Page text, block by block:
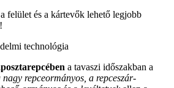
felület és a kártevők lehető legjobb
technológia
a tavaszi időszakban a
nagy repceormányos, a repceszár-